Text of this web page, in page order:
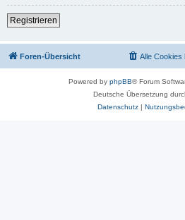
Registrieren
Foren-Übersicht Alle Cookies
Powered by phpBB® Forum
Deutsche Übersetzung
Datenschutz|